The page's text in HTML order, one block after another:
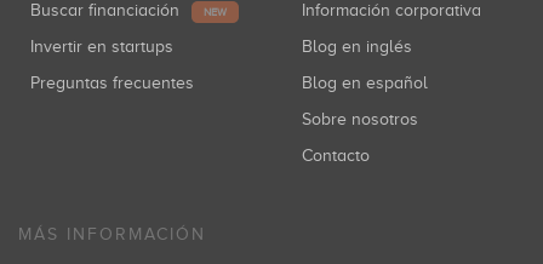
Buscar financiación NEW
Invertir en startups
Preguntas frecuentes
Información corporativa
Blog en inglés
Blog en español
Sobre nosotros
Contacto
MÁS INFORMACIÓN